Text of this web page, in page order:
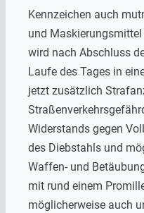
Kennzeichen auch
und
wird nach Abschluss
Laufe des Tages in
jetzt zusätzlich
Widerstands gegen
des Diebstahls und
Waffen- und
mit rund einem
möglicherweise auch